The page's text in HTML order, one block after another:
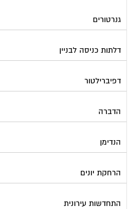
גנרטורים
דלתות כניסה לבניין
דפיברילטור
הדברה
הנדימן
הרחקת יונים
התחדשות עירונית